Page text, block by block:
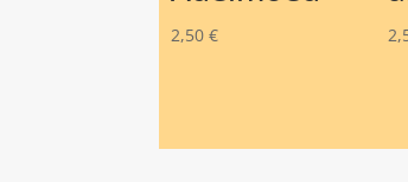
2,50€